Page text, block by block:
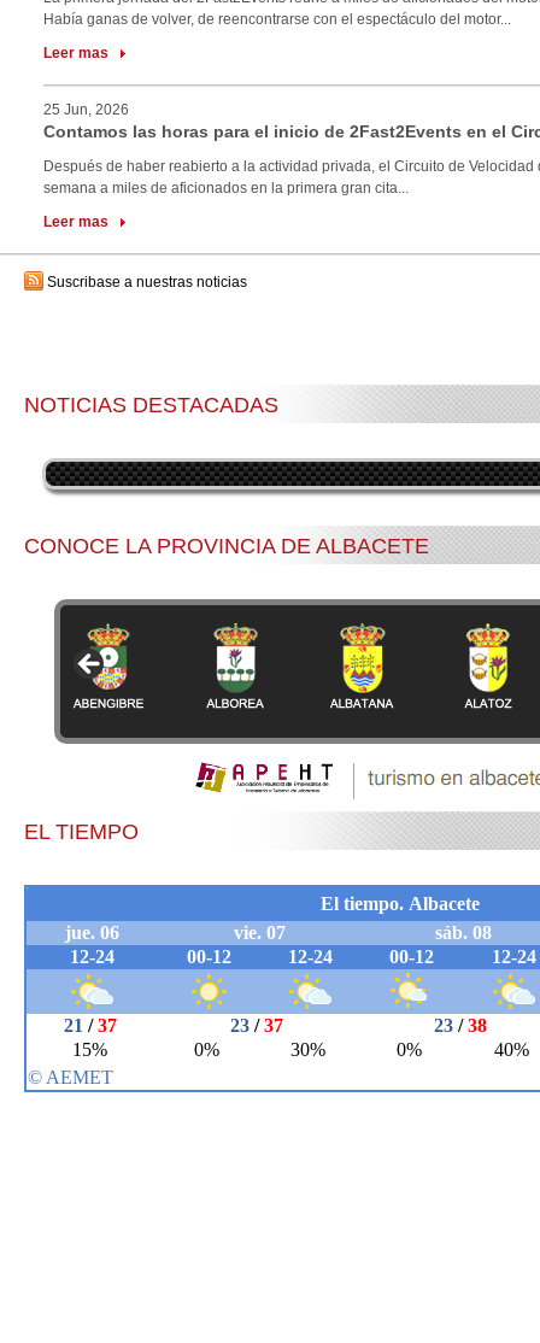
Había ganas de volver, de reencontrarse con el espectáculo del motor...
Leer mas
25 Jun, 2026
Contamos las horas para el inicio de 2Fast2Events en el
Después de haber reabierto a la actividad privada, el Circuito de Velocidad
semana a miles de aficionados en la primera gran cita...
Leer mas
Suscribase a nuestras noticias
NOTICIAS DESTACADAS
CONOCE LA PROVINCIA DE ALBACETE
EL TIEMPO